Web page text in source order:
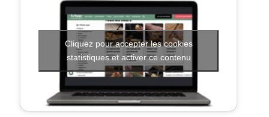
Cliquez pour accepter les cookies
statistiques et activer ce contenu